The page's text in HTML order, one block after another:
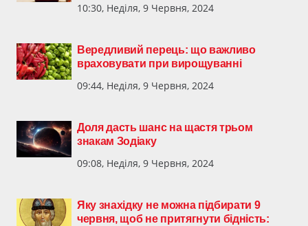
10:30, Неділя, 9 Червня, 2024
Вередливий перець: що важливо
враховувати при вирощуванні
09:44, Неділя, 9 Червня, 2024
Доля дасть шанс на щастя трьом
знакам Зодіаку
09:08, Неділя, 9 Червня, 2024
Яку знахідку не можна підбирати 9
червня, щоб не притягнути бідність: